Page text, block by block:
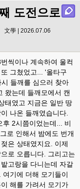
도전으로
文學 | 2026.07.06
씩이나 계속하여 울컥
그쳤었고... '올타구
들깨를 심으러 찾아
왔는데 들깨모에서 캔
태였고 지금은 일반 땅
나온 들깨였습니다.
2시쯤이었는데... 비
로 인해서 밤에도 번개
은 상태였지요. 이제
로 오릅니다. 그리고는
고랑을 다니는데 자갈
기에 더해 모기들이
해를 가려서 모기가